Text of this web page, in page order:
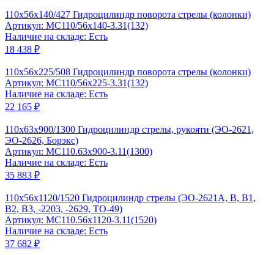
110x56x140/427 Гидроцилиндр поворота стрелы (колонки)
Артикул: MC110/56x140-3.31(132)
Наличие на складе: Есть
18 438 ₽
110x56x225/508 Гидроцилиндр поворота стрелы (колонки)
Артикул: MC110/56x225-3.31(132)
Наличие на складе: Есть
22 165 ₽
110x63x900/1300 Гидроцилиндр стрелы, рукояти (ЭО-2621,
ЭО-2626, Борэкс)
Артикул: MC110.63x900-3.11(1300)
Наличие на складе: Есть
35 883 ₽
110х56х1120/1520 Гидроцилиндр стрелы (ЭО-2621А, В, В1,
В2, В3, -2203, -2629, ТО-49)
Артикул: MC110.56x1120-3.11(1520)
Наличие на складе: Есть
37 682 ₽